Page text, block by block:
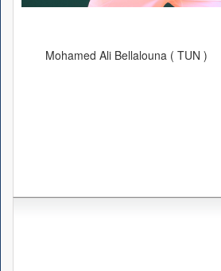
Mohamed Ali Bellalouna ( TUN )